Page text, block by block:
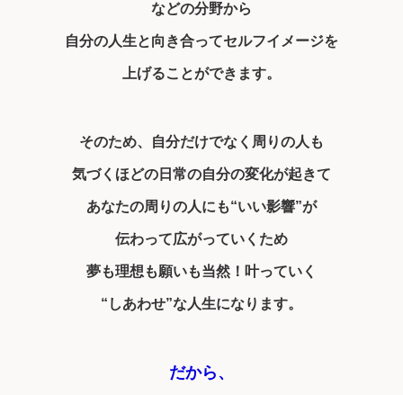
などの分野から
自分の人生と向き合ってセルフイメージを
上げることができます。
そのため、自分だけでなく周りの人も
気づくほどの日常の自分の変化が起きて
あなたの周りの人にも“いい影響”が
伝わって広がっていくため
夢も理想も願いも当然！叶っていく
“しあわせ”な人生になります。
だから、